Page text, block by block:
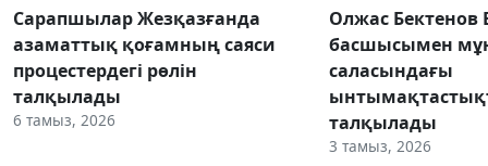
Сарапшылар Жезқазғанда
азаматтық қоғамның саяси
процестердегі рөлін
талқылады
6 тамыз, 2026
Олжас Бектенов
басшысымен
саласындағы
талқылады
3 тамыз, 2026